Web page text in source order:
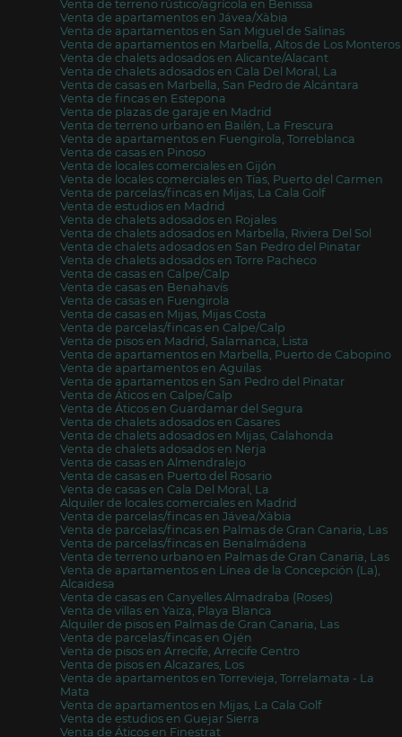
Venta de terreno rústico/agrícola en Benissa
Venta de apartamentos en Jávea/Xàbia
Venta de apartamentos en San Miguel de Salinas
Venta de apartamentos en Marbella, Altos de Los Monteros
Venta de chalets adosados en Alicante/Alacant
Venta de chalets adosados en Cala Del Moral, La
Venta de casas en Marbella, San Pedro de Alcántara
Venta de fincas en Estepona
Venta de plazas de garaje en Madrid
Venta de terreno urbano en Bailén, La Frescura
Venta de apartamentos en Fuengirola, Torreblanca
Venta de casas en Pinoso
Venta de locales comerciales en Gijón
Venta de locales comerciales en Tías, Puerto del Carmen
Venta de parcelas/fincas en Mijas, La Cala Golf
Venta de estudios en Madrid
Venta de chalets adosados en Rojales
Venta de chalets adosados en Marbella, Riviera Del Sol
Venta de chalets adosados en San Pedro del Pinatar
Venta de chalets adosados en Torre Pacheco
Venta de casas en Calpe/Calp
Venta de casas en Benahavís
Venta de casas en Fuengirola
Venta de casas en Mijas, Mijas Costa
Venta de parcelas/fincas en Calpe/Calp
Venta de pisos en Madrid, Salamanca, Lista
Venta de apartamentos en Marbella, Puerto de Cabopino
Venta de apartamentos en Aguilas
Venta de apartamentos en San Pedro del Pinatar
Venta de Áticos en Calpe/Calp
Venta de Áticos en Guardamar del Segura
Venta de chalets adosados en Casares
Venta de chalets adosados en Mijas, Calahonda
Venta de chalets adosados en Nerja
Venta de casas en Almendralejo
Venta de casas en Puerto del Rosario
Venta de casas en Cala Del Moral, La
Alquiler de locales comerciales en Madrid
Venta de parcelas/fincas en Jávea/Xàbia
Venta de parcelas/fincas en Palmas de Gran Canaria, Las
Venta de parcelas/fincas en Benalmádena
Venta de terreno urbano en Palmas de Gran Canaria, Las
Venta de apartamentos en Línea de la Concepción (La),
Alcaidesa
Venta de casas en Canyelles Almadraba (Roses)
Venta de villas en Yaiza, Playa Blanca
Alquiler de pisos en Palmas de Gran Canaria, Las
Venta de parcelas/fincas en Ojén
Venta de pisos en Arrecife, Arrecife Centro
Venta de pisos en Alcazares, Los
Venta de apartamentos en Torrevieja, Torrelamata - La
Mata
Venta de apartamentos en Mijas, La Cala Golf
Venta de estudios en Guejar Sierra
Venta de Áticos en Finestrat